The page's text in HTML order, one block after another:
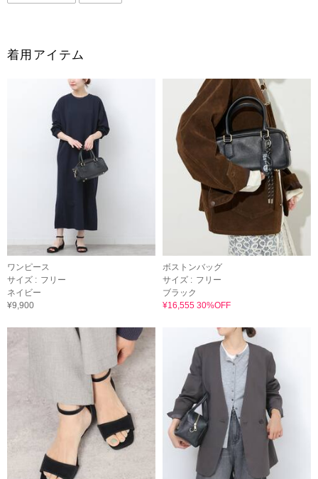
着用アイテム
ワンピース
サイズ : フリー
ネイビー
¥9,900
ボストンバッグ
サイズ : フリー
ブラック
¥16,555 30%OFF